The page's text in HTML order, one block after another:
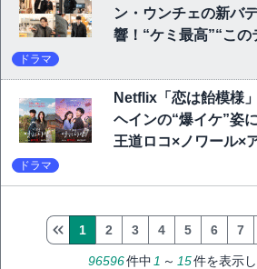
ン・ウンチェの新バ
響！“ケミ最高”“こ
ドラマ
Netflix「恋は飴模様
ヘインの“爆イケ”姿
王道ロコ×ノワール×
ドラマ
96596件中 1 ～ 15件を表示し
1 2 3 4 5 6 7